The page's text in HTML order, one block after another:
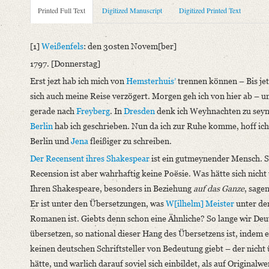
Metadata Concerning Header
Sender: Novalis
Recipient: August Wilhelm von Schlegel
Place of Dispatch: Weißenfels
Place of Destination: Jena
Date: 30.11.1797
Printed Text
Bibliography: Novalis: Schriften. Tagebücher, Briefwechsel,
Incipit: „[1] Weißenfels: den 30sten Novem[ber]
1797. [Donnerstag]
Erst jezt hab ich mich von Hemsterhuis’ trennen können –
Manuscript
Provider: Frankfurt am Main, Freies Deutsches Hochstift
Classification Number: Hs-11865
Number of Pages: 4 S. auf Doppelbl., hs. m. U. u. Adresse
Format: 8°
Printed Full Text Digitized Manuscript Digitized Printed Text
[1]Weißenfels: den 30sten Novem[ber]
1797. [Donnerstag]
Erst jezt hab ich mich vonHemsterhuis’trennen können – Bis
sich auch meine Reise verzögert. Morgen geh ich von hier ab –
gerade nach Freyberg. InDresdendenk ich Weyhnachten zu
Berlinhab ich geschrieben. Nun da ich zur Ruhe komme, hoff
Berlin und Jena fleißiger zu schreiben.
Der RecensentihresShakespearist ein gutmeynender Mensch.
Recension ist aber wahrhaftig keine Poësie. Was hätte sich nicht
Ihren Shakespeare, besonders in Beziehung auf das Ganze,
Er ist unter den Übersetzungen, wasW[ilhelm] Meisterunter
Romanen ist. Giebts denn schon eine Ähnliche? So lange wir
übersetzen, so national dieser Hang des Übersetzens ist, indem
keinen deutschen Schriftsteller von Bedeutung giebt – der nicht
hätte, und warlich darauf soviel sich einbildet, als auf